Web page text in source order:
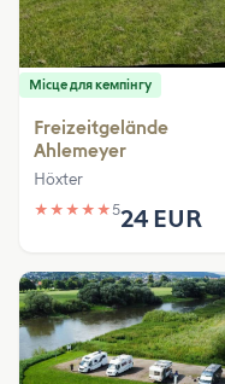
Місце для кемпінгу
Freizeitgelände
Ahlemeyer
Höxter
★ ★ ★ ★ ★524 EUR